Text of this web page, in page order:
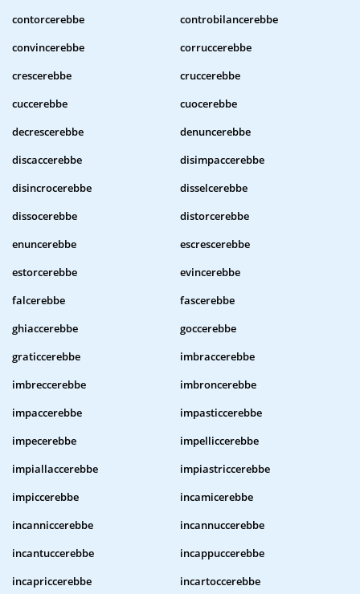
contorcerebbe
controbilancerebbe
convincerebbe
corruccerebbe
crescerebbe
cruccerebbe
cuccerebbe
cuocerebbe
decrescerebbe
denuncerebbe
discaccerebbe
disimpaccerebbe
disincrocerebbe
disselcerebbe
dissocerebbe
distorcerebbe
enuncerebbe
escrescerebbe
estorcerebbe
evincerebbe
falcerebbe
fascerebbe
ghiaccerebbe
goccerebbe
graticcerebbe
imbraccerebbe
imbreccerebbe
imbroncerebbe
impaccerebbe
impasticcerebbe
impecerebbe
impelliccerebbe
impiallaccerebbe
impiastriccerebbe
impiccerebbe
incamicerebbe
incanniccerebbe
incannuccerebbe
incantuccerebbe
incappuccerebbe
incapriccerebbe
incartoccerebbe